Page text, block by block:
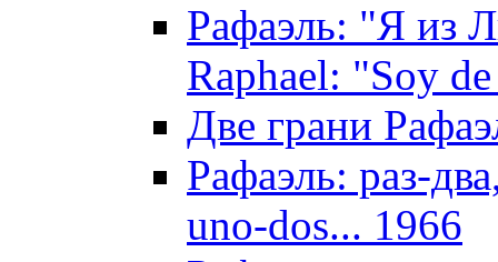
Рафаэль: "Я из
Raphael: "Soy
Две грани
Рафаэль: раз-
uno-dos... 1966